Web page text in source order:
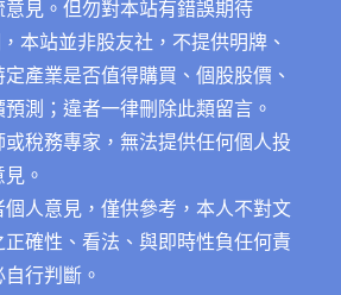
見。但勿對本站有錯誤期待
本站並非股友社，不提供明牌、
產業是否值得購買、個股股價、
測；違者一律刪除此類留言。
稅務專家，無法提供任何個人投
。
人意見，僅供參考，本人不對文
確性、看法、與即時性負任何責
行判斷。